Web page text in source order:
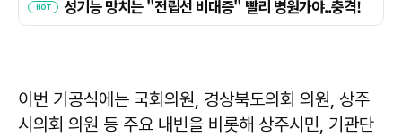
이번 기공식에는 국회의원, 경상북도의회 의원, 상주
시의회 의원 등 주요 내빈을 비롯해 상주시민, 기관단